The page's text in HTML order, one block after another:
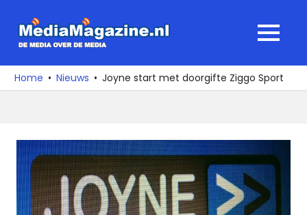
naar
media
over
MENU
Home Nieuws Joyne start met doorgifte Ziggo Sport